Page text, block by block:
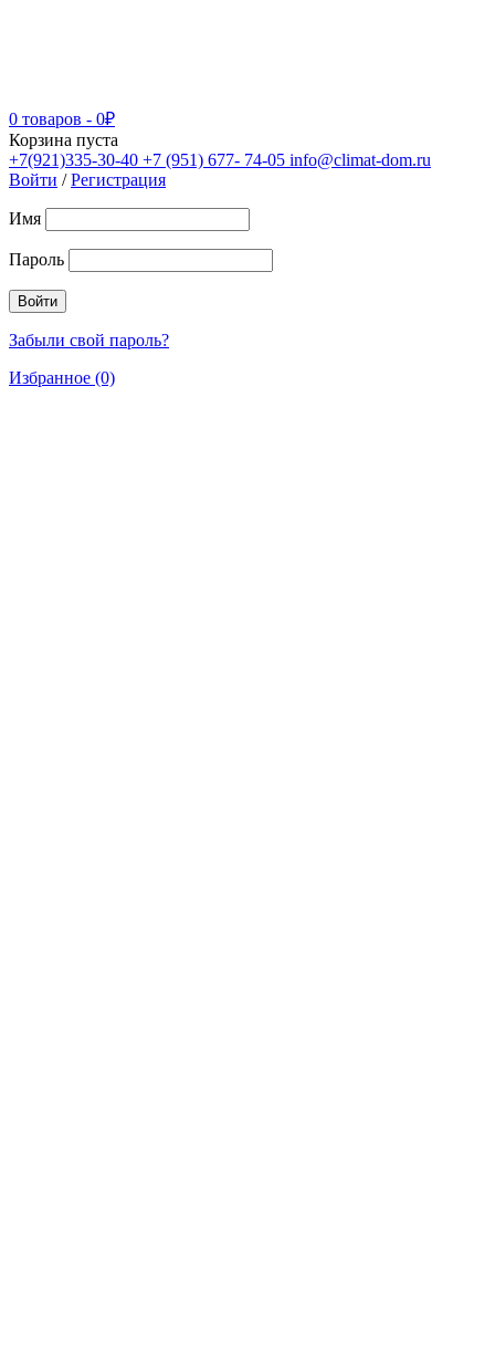
0 товаров - 0₽
Корзина пуста
+7(921)335-30-40 +7 (951) 677- 74-05 info@climat-dom.ru
Войти /Регистрация
Имя
Пароль
Забыли свой пароль?
Избранное (0)